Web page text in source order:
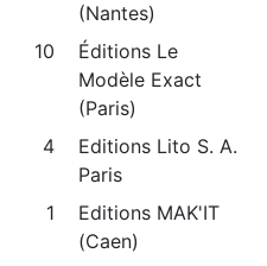
(Nantes)
10
Éditions Le
Modèle Exact
(Paris)
4
Editions Lito S. A.
Paris
1
Editions MAK'IT
(Caen)